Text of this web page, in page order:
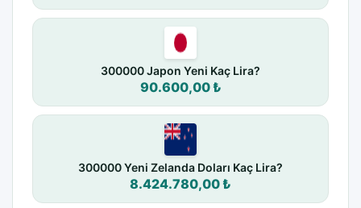
300000 Japon Yeni Kaç Lira?
90.600,00 ₺
300000 Yeni Zelanda Doları Kaç Lira?
8.424.780,00 ₺